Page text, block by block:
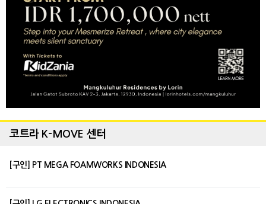
코트라 K-MOVE 센터
[구인] PT MEGA FOAMWORKS INDONESIA